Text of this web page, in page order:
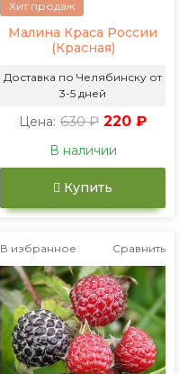
Хит продаж
Малина Краса России
(Красная)
Доставка по Челябинску от
3-5 дней
Цена: 630 ₽ 220 ₽
В наличии
Купить
В избранное Сравнить